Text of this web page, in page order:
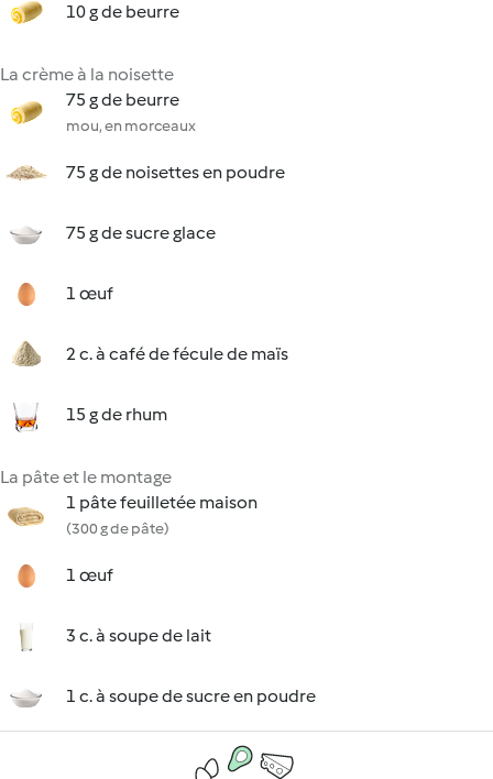
10 g de beurre
La crème à la noisette
75 g de beurre
mou, en morceaux
75 g de noisettes en poudre
75 g de sucre glace
1 œuf
2 c. à café de fécule de maïs
15 g de rhum
La pâte et le montage
1 pâte feuilletée maison
(300 g de pâte)
1 œuf
3 c. à soupe de lait
1 c. à soupe de sucre en poudre